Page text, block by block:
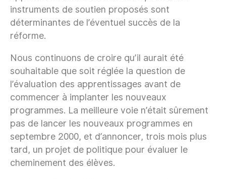
instruments de soutien proposés sont
déterminantes de l’éventuel succès de la
réforme.
Nous continuons de croire qu’il aurait été
souhaitable que soit réglée la question de
l’évaluation des apprentissages avant de
commencer à implanter les nouveaux
programmes. La meilleure voie n’était sûrement
pas de lancer les nouveaux programmes en
septembre 2000, et d’annoncer, trois mois plus
tard, un projet de politique pour évaluer le
cheminement des élèves.